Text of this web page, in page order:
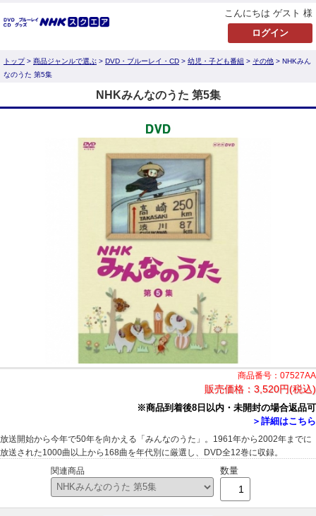
こんにちは ゲスト 様
トップ> 商品ジャンルで選ぶ > DVD・ブルーレイ・CD > 幼児・子ども番組 > その他 > NHKみん
なのうた 第5集
NHKみんなのうた 第5集
商品番号：07527AA
販売価格： 3,520円(税込)
※商品到着後8日以内・未開封の場合返品可
＞詳細はこちら
放送開始から今年で50年を向かえる「みんなのうた」。1961年から2002年までに
放送された1000曲以上から168曲を年代別に厳選し、DVD全12巻に収録。
関連商品
数量